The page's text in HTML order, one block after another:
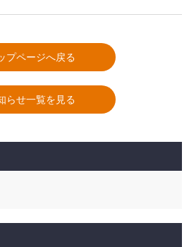
プページへ戻る
らせ一覧を見る